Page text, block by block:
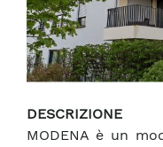
DESCRIZIONE
MODENA è un